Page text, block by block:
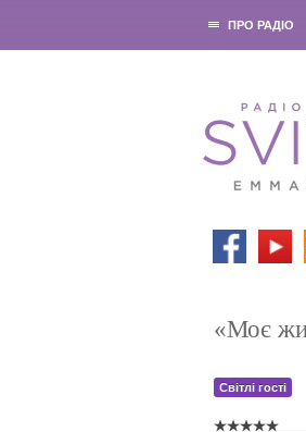
ПРО РАДІО
«Моє
Світлі гості